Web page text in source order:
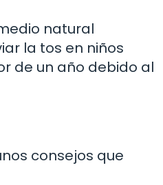
natural
la tos en niños
de un año debido al
consejos que